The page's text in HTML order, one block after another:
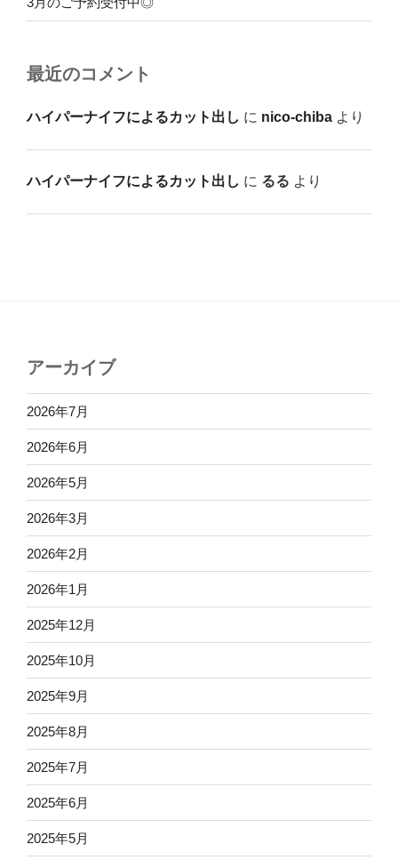
最近のコメント
ハイパーナイフによるカット出し に nico-chiba より
ハイパーナイフによるカット出し に るる より
アーカイブ
2026年7月
2026年6月
2026年5月
2026年3月
2026年2月
2026年1月
2025年12月
2025年10月
2025年9月
2025年8月
2025年7月
2025年6月
2025年5月